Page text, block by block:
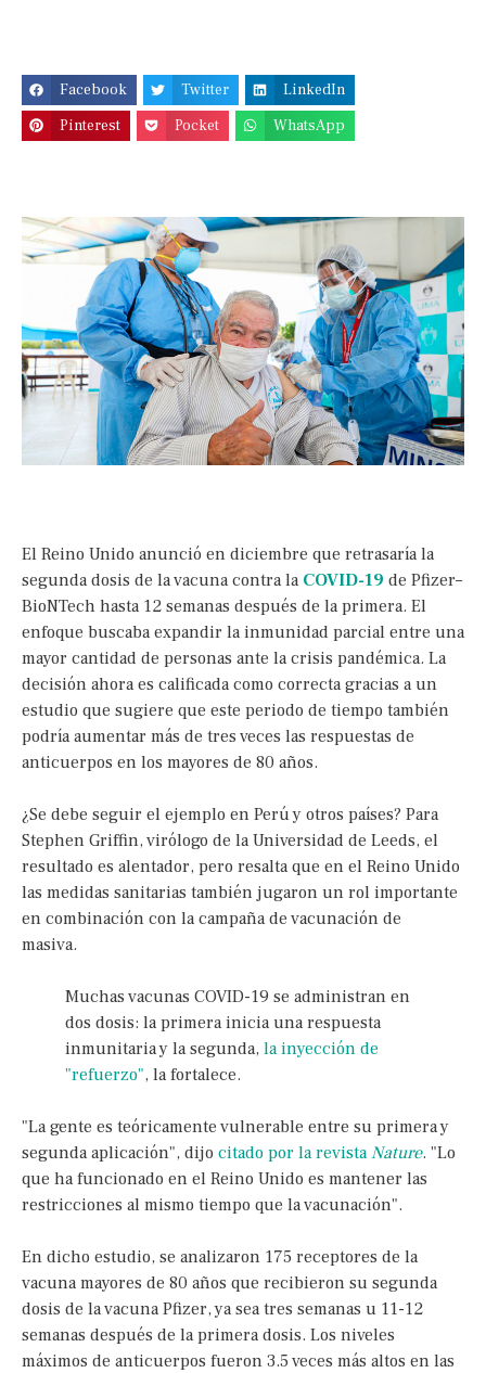
Facebook Twitter
LinkedIn
Pinterest
Pocket WhatsApp
El Reino Unido anunció en diciembre que retrasaría la
segunda dosis de la vacuna contra la COVID-19 de Pfizer–
BioNTech hasta 12 semanas después de la primera. El
enfoque buscaba expandir la inmunidad parcial entre una
mayor cantidad de personas ante la crisis pandémica. La
decisión ahora es calificada como correcta gracias a un
estudio que sugiere que este periodo de tiempo también
podría aumentar más de tres veces las respuestas de
anticuerpos en los mayores de 80 años.
¿Se debe seguir el ejemplo en Perú y otros países? Para
Stephen Griffin, virólogo de la Universidad de Leeds, el
resultado es alentador, pero resalta que en el Reino Unido
las medidas sanitarias también jugaron un rol importante
en combinación con la campaña de vacunación de
masiva.
Muchas vacunas COVID-19 se administran en
dos dosis: la primera inicia una respuesta
inmunitaria y la segunda, la inyección de
"refuerzo", la fortalece.
"La gente es teóricamente vulnerable entre su primera y
segunda aplicación", dijo citado por la revistaNature. "Lo
que ha funcionado en el Reino Unido es mantener las
restricciones al mismo tiempo que la vacunación".
En dicho estudio, se analizaron 175 receptores de la
vacuna mayores de 80 años que recibieron su segunda
dosis de la vacuna Pfizer, ya sea tres semanas u 11-12
semanas después de la primera dosis. Los niveles
máximos de anticuerpos fueron 3.5 veces más altos en las